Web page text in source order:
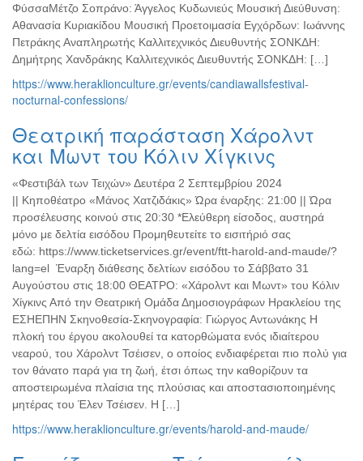
ΦύσσαΜέτζο Σοπράνο: Άγγελος Κυδωνιεύς Μουσική Διεύθυνση:
Αθανασία Κυριακίδου Μουσική Προετοιμασία Εγχόρδων: Ιωάννης
Πετράκης Αναπληρωτής Καλλιτεχνικός Διευθυντής ΣΟΝΚΔΗ:
Δημήτρης Χανδράκης Καλλιτεχνικός Διευθυντής ΣΟΝΚΔΗ: […]
https://www.heraklionculture.gr/events/candiawallsfestival-
nocturnal-confessions/
Θεατρική παράσταση Χάρολντ
και Μωντ του Κόλιν Χίγκινς
«Φεστιβάλ των Τειχών» Δευτέρα 2 Σεπτεμβρίου 2024
|| Κηποθέατρο «Μάνος Χατζιδάκις» Ώρα έναρξης: 21:00 || Ώρα
προσέλευσης κοινού στις 20:30 *Ελεύθερη είσοδος, αυστηρά
μόνο με δελτία εισόδου Προμηθευτείτε το εισιτήριό σας
εδώ: https://www.ticketservices.gr/event/ftt-harold-and-maude/?
lang=el Έναρξη διάθεσης δελτίων εισόδου το Σάββατο 31
Αυγούστου στις 18:00 ΘΕΑΤΡΟ: «Χάρολντ και Μωντ» του Κόλιν
Χίγκινς Από την Θεατρική Ομάδα Δημοσιογράφων Ηρακλείου της
ΕΣΗΕΠΗΝ Σκηνοθεσία-Σκηνογραφία: Γιώργος Αντωνάκης Η
πλοκή του έργου ακολουθεί τα κατορθώματα ενός ιδιαίτερου
νεαρού, του Χάρολντ Τσέισεν, ο οποίος ενδιαφέρεται πιο πολύ για
τον θάνατο παρά για τη ζωή, έτσι όπως την καθορίζουν τα
αποστειρωμένα πλαίσια της πλούσιας και αποστασιοποιημένης
μητέρας του Έλεν Τσέισεν. Η […]
https://www.heraklionculture.gr/events/harold-and-maude/